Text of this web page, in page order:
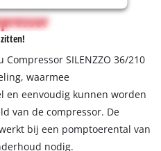
Compressor SILENZZO 36/210
waarmee
en eenvoudig kunnen worden
van de compressor. De
bij een pomptoerental van
nodig.